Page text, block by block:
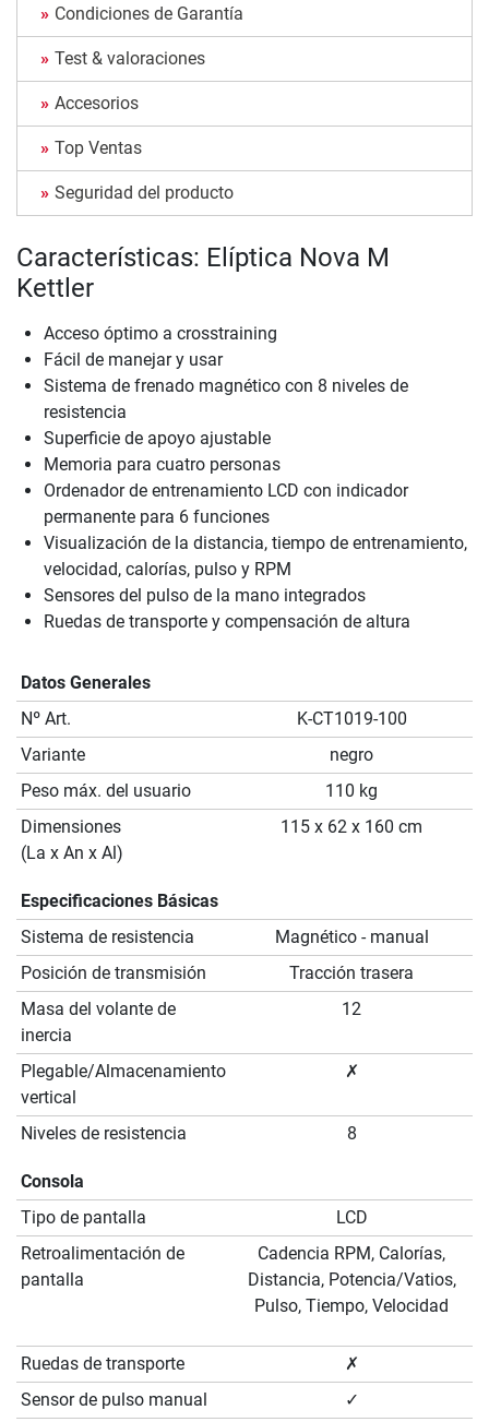
Condiciones de Garantía
Test & valoraciones
Accesorios
Top Ventas
Seguridad del producto
Características: Elíptica Nova M
Kettler
Acceso óptimo a crosstraining
Fácil de manejar y usar
Sistema de frenado magnético con 8 niveles de
resistencia
Superficie de apoyo ajustable
Memoria para cuatro personas
Ordenador de entrenamiento LCD con indicador
permanente para 6 funciones
Visualización de la distancia, tiempo de entrenamiento,
velocidad, calorías, pulso y RPM
Sensores del pulso de la mano integrados
Ruedas de transporte y compensación de altura
Datos Generales
Nº Art.
K-CT1019-100
Variante
negro
Peso máx. del usuario
110 kg
Dimensiones
(La x An x Al)
115 x 62 x 160 cm
Especificaciones Básicas
Sistema de resistencia
Magnético - manual
Posición de transmisión
Tracción trasera
Masa del volante de
inercia
12
Plegable/Almacenamiento
vertical
✗
Niveles de resistencia 8
Consola
Tipo de pantalla
LCD
Retroalimentación de
pantalla
Cadencia RPM, Calorías,
Distancia, Potencia/Vatios,
Pulso, Tiempo, Velocidad
Ruedas de transporte
✗
Sensor de pulso manual
✓